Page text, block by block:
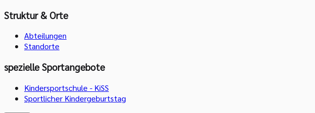
Struktur & Orte
Abteilungen
Standorte
spezielle Sportangebote
Kindersportschule - KiSS
Sportlicher Kindergeburtstag